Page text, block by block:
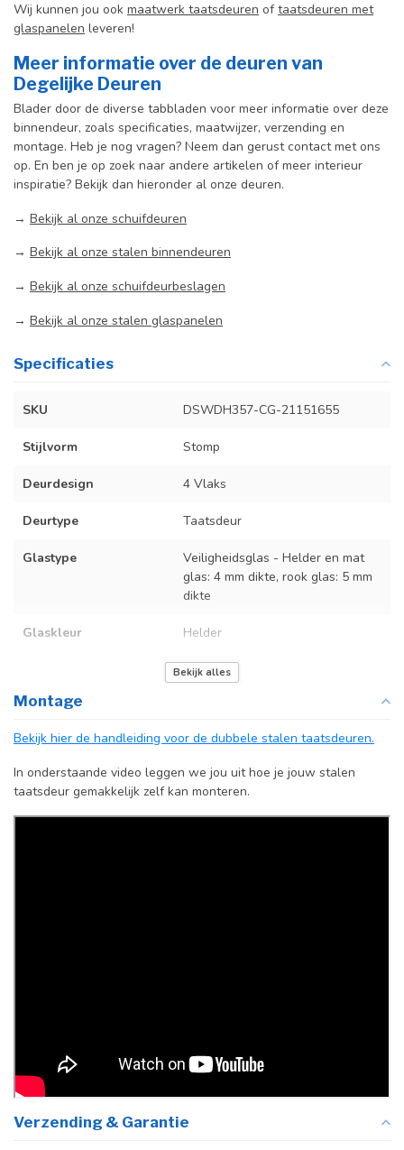
Wij kunnen jou ook maatwerk taatsdeuren oftaatsdeuren met
glaspanelen leveren!
Meer informatie over de deuren van
Degelijke Deuren
Blader door de diverse tabbladen voor meer informatie over deze
binnendeur, zoals specificaties, maatwijzer, verzending en
montage. Heb je nog vragen? Neem dan gerust contact met ons
op. En ben je op zoek naar andere artikelen of meer interieur
inspiratie? Bekijk dan hieronder al onze deuren.
→ Bekijk al onze schuifdeuren
→ Bekijk al onze stalen binnendeuren
→ Bekijk al onze schuifdeurbeslagen
→ Bekijk al onze stalen glaspanelen
Specificaties
SKU DSWDH357-CG-21151655
Stijlvorm Stomp
Deurdesign 4 Vlaks
Deurtype Taatsdeur
Glastype
Veiligheidsglas - Helder en mat
glas: 4 mm dikte, rook glas: 5 mm
dikte
Glaskleur Helder
U kunt een tabel vinden met de
exacte deurmaten in de
Kozijnmaat Niet van toepassing
Incl. deurgreep
Bekijk alles
Montage
Bekijk hier de handleiding voor de dubbele stalen taatsdeuren.
In onderstaande video leggen we jou uit hoe je jouw stalen
taatsdeur gemakkelijk zelf kan monteren.
Verzending & Garantie